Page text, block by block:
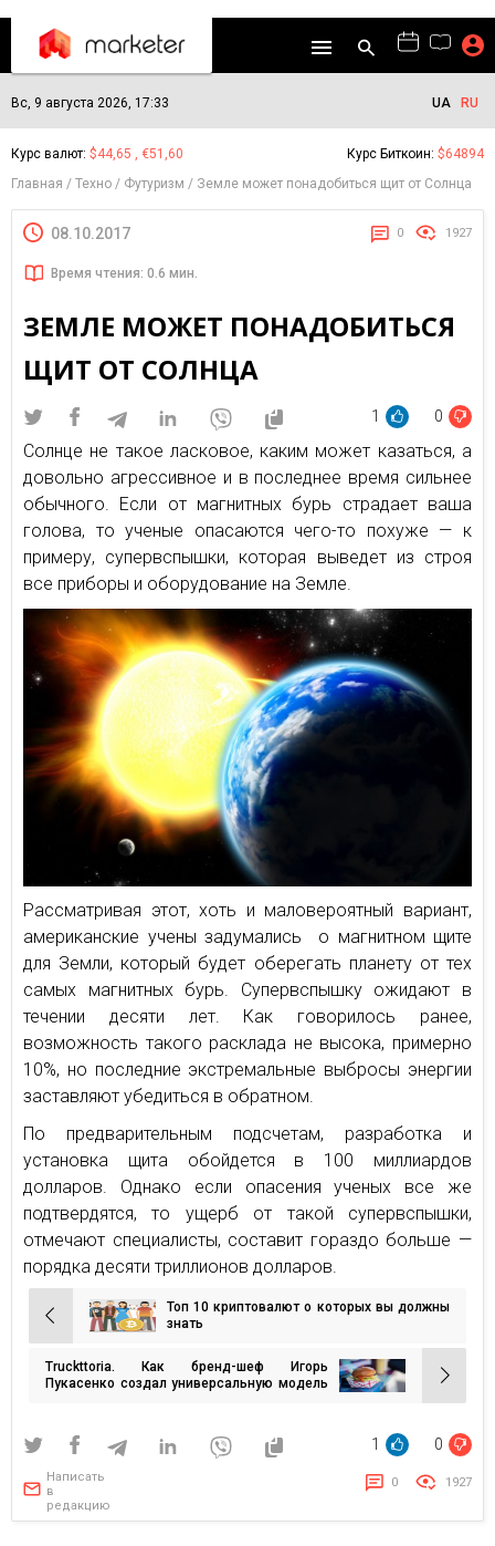
Вс, 9 августа 2026, 17:33 UA RU
Курс валют: $44,65 , €51,60 Курс Биткоин: $64894
Главная
Техно Футуризм Земле может понадобиться щит от Солнца
08.10.2017 0 1927
Время чтения: 0.6 мин.
ЗЕМЛЕ МОЖЕТ ПОНАДОБИТЬСЯ
ЩИТ ОТ СОЛНЦА
1 0
Солнце не такое ласковое, каким может казаться, а
довольно агрессивное и в последнее время сильнее
обычного. Если от магнитных бурь страдает ваша
голова, то ученые опасаются чего-то похуже — к
примеру, супервспышки, которая выведет из строя
все приборы и оборудование на Земле.
Рассматривая этот, хоть и маловероятный вариант,
американские учены задумались о магнитном щите
для Земли, который будет оберегать планету от тех
самых магнитных бурь. Супервспышку ожидают в
течении десяти лет. Как говорилось ранее,
возможность такого расклада не высока, примерно
10%, но последние экстремальные выбросы энергии
заставляют убедиться в обратном.
По предварительным подсчетам, разработка и
установка щита обойдется в 100 миллиардов
долларов. Однако если опасения ученых все же
подтвердятся, то ущерб от такой супервспышки,
отмечают специалисты, составит гораздо больше —
порядка десяти триллионов долларов.
Навигация
по
записям
Топ 10 криптовалют о которых вы должны
знать
Truckttoria. Как бренд-шеф Игорь
Пукасенко создал универсальную модель
1 0
Написать
в
редакцию
0 1927